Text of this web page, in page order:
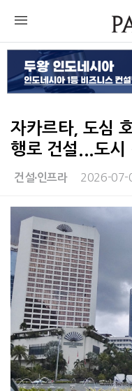
자카르타, 도심
행로 건설...도시
건설∙인프라 2026-07-